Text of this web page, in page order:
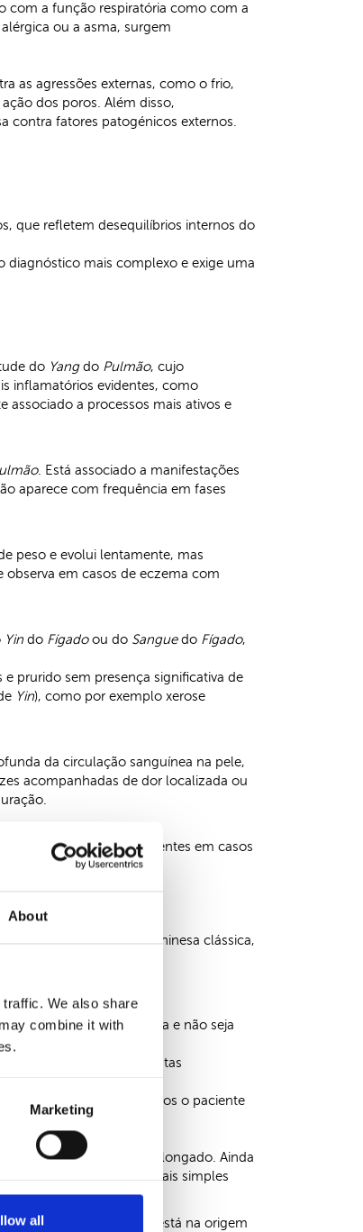
About
We also share
combine it with
Marketing
all
com a função respiratória como com a
ou a asma, surgem
as agressões externas, como o frio,
dos poros. Além disso,
contra fatores patogénicos externos.
que refletem desequilíbrios internos do
diagnóstico mais complexo e exige uma
do Yangdo Pulmão, cujo
inflamatórios evidentes, como
associado a processos mais ativos e
. Está associado a manifestações
aparece com frequência em fases
peso e evolui lentamente, mas
em casos de eczema com
Yin do Fígadoou do Sanguedo Fígado,
prurido sem presença significativa de
Yin), como por exemplo xerose
da circulação sanguínea na pele,
acompanhadas de dor localizada ou
frequentemente presentes em casos
se baseie na medicina chinesa clássica,
em si.
verdadeiramente tratada e não seja
pessoas, pelo que, nestas
Assim, ao abordarmos o paciente
complexo e prolongado. Ainda
do que em situações mais simples
chinesa.
físico como mental que está na origem